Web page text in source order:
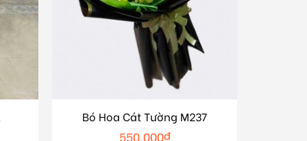
Bó Hoa Cát Tường M237
550.000₫